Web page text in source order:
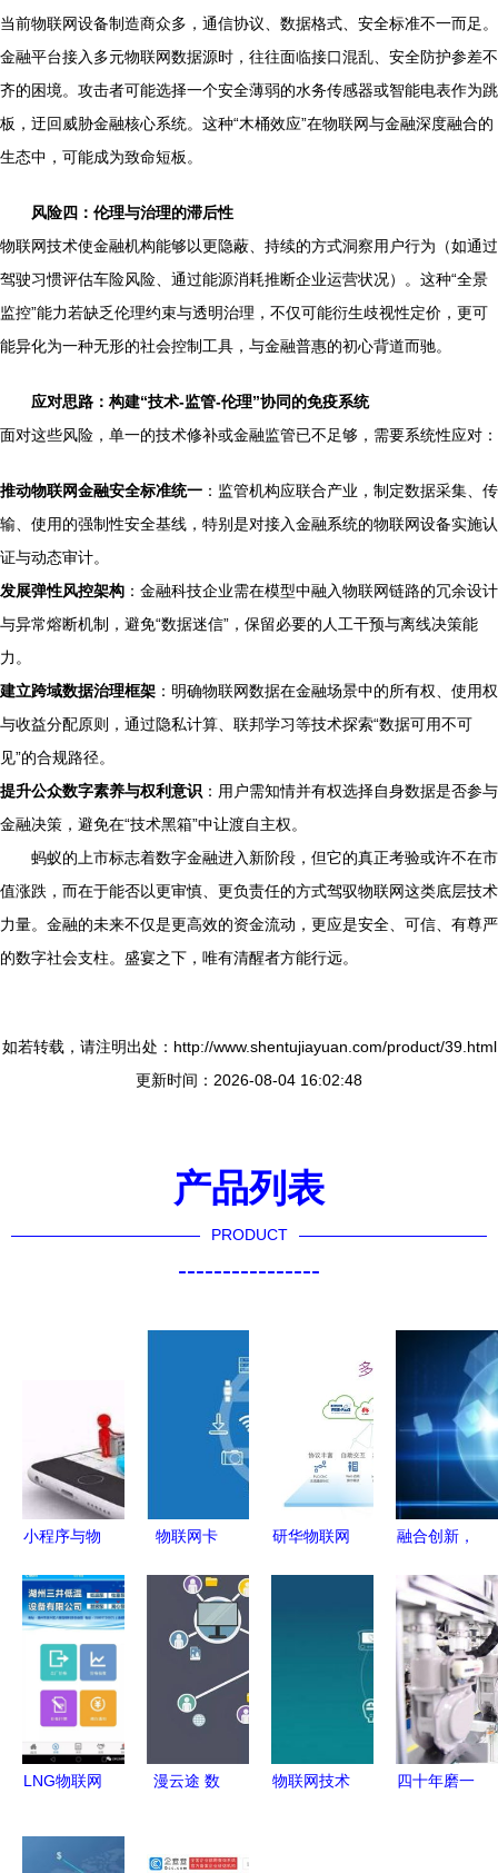
当前物联网设备制造商众多，通信协议、数据格式、安全标准不一而足。
金融平台接入多元物联网数据源时，往往面临接口混乱、安全防护参差不
齐的困境。攻击者可能选择一个安全薄弱的水务传感器或智能电表作为跳
板，迂回威胁金融核心系统。这种“木桶效应”在物联网与金融深度融合的
生态中，可能成为致命短板。
风险四：伦理与治理的滞后性
物联网技术使金融机构能够以更隐蔽、持续的方式洞察用户行为（如通过
驾驶习惯评估车险风险、通过能源消耗推断企业运营状况）。这种“全景
监控”能力若缺乏伦理约束与透明治理，不仅可能衍生歧视性定价，更可
能异化为一种无形的社会控制工具，与金融普惠的初心背道而驰。
应对思路：构建“技术-监管-伦理”协同的免疫系统
面对这些风险，单一的技术修补或金融监管已不足够，需要系统性应对：
推动物联网金融安全标准统一 ：监管机构应联合产业，制定数据采集、传
输、使用的强制性安全基线，特别是对接入金融系统的物联网设备实施认
证与动态审计。
发展弹性风控架构 ：金融科技企业需在模型中融入物联网链路的冗余设计
与异常熔断机制，避免“数据迷信”，保留必要的人工干预与离线决策能
力。
建立跨域数据治理框架 ：明确物联网数据在金融场景中的所有权、使用权
与收益分配原则，通过隐私计算、联邦学习等技术探索“数据可用不可
见”的合规路径。
提升公众数字素养与权利意识 ：用户需知情并有权选择自身数据是否参与
金融决策，避免在“技术黑箱”中让渡自主权。
蚂蚁的上市标志着数字金融进入新阶段，但它的真正考验或许不在市
值涨跌，而在于能否以更审慎、更负责任的方式驾驭物联网这类底层技术
力量。金融的未来不仅是更高效的资金流动，更应是安全、可信、有尊严
的数字社会支柱。盛宴之下，唯有清醒者方能行远。
如若转载，请注明出处：http://www.shentujiayuan.com/product/39.html
更新时间：2026-08-04 16:02:48
产品列表
PRODUCT
----------------
小程序与物
务的融合
是机遇还是
鸡肋？
物联网卡
数据安全的
关键防线
研华物联网
融合创新，
推动区块链
与物联网技
术服务协同
健康有序发
展
LNG物联网
为您提供全
漫云途 数
物联网技术
四十年磨一